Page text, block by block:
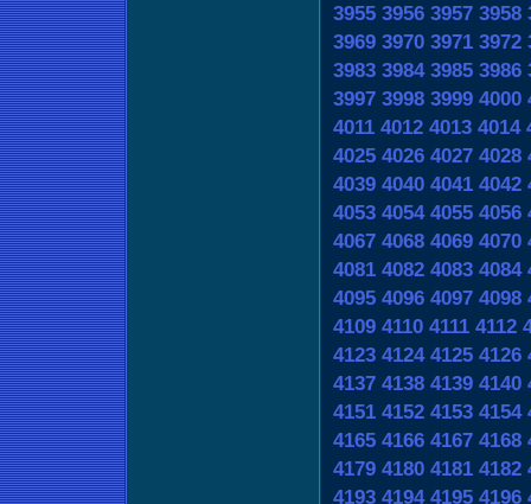
3955 3956 3957 3958
3969 3970 3971 3972
3983 3984 3985 3986
3997 3998 3999 4000
4011 4012 4013 4014
4025 4026 4027 4028
4039 4040 4041 4042
4053 4054 4055 4056
4067 4068 4069 4070
4081 4082 4083 4084
4095 4096 4097 4098
4109 4110 4111 4112
4123 4124 4125 4126
4137 4138 4139 4140
4151 4152 4153 4154
4165 4166 4167 4168
4179 4180 4181 4182
4193 4194 4195 4196